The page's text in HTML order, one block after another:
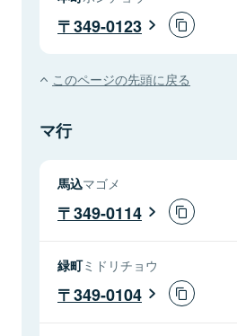
349-0123
このページの先頭に戻る
マ行
馬込マゴメ
349-0114
緑町ミドリチョウ
349-0104